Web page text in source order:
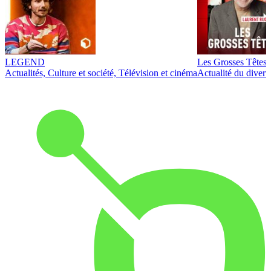
LEGEND
Actualités, Culture et société, Télévision et cinéma
Les Grosses Têtes
Actualité du